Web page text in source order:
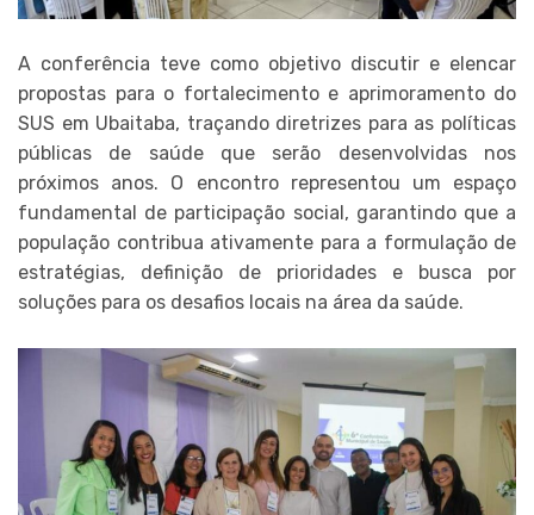
A conferência teve como objetivo discutir e elencar
propostas para o fortalecimento e aprimoramento do
SUS em Ubaitaba, traçando diretrizes para as políticas
públicas de saúde que serão desenvolvidas nos
próximos anos. O encontro representou um espaço
fundamental de participação social, garantindo que a
população contribua ativamente para a formulação de
estratégias, definição de prioridades e busca por
soluções para os desafios locais na área da saúde.